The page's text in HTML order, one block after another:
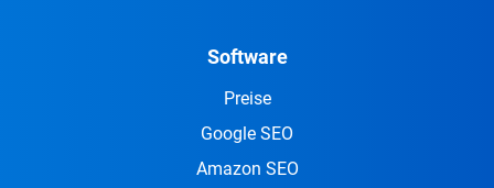
Software
Preise
Google SEO
Amazon SEO